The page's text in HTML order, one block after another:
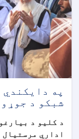
شبکو د
د کلیو د
اداري